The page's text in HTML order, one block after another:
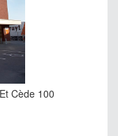
Cède 100